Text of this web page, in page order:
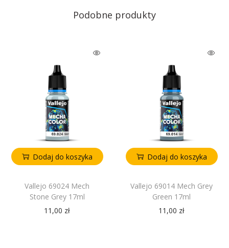
Podobne produkty
Dodaj do koszyka
Vallejo 69024 Mech
Stone Grey 17ml
11,00 zł
Dodaj do koszyka
Vallejo 69014 Mech Grey
Green 17ml
11,00 zł